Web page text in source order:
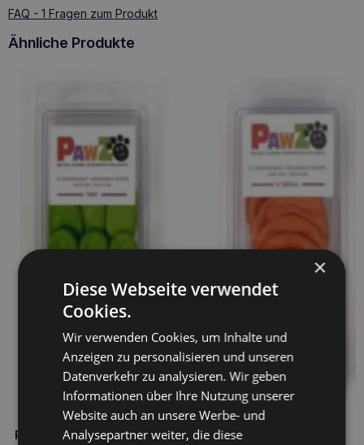
FAQ - 1 Fragen zum Produkt
Ähnliche Produkte
PAWZ Gummistiefel klein 1 Stück
×
Diese Webseite verwendet
Cookies.
Wir verwenden Cookies, um Inhalte und
Anzeigen zu personalisieren und unseren
Datenverkehr zu analysieren. Wir geben
Informationen über Ihre Nutzung unserer
Website auch an unsere Werbe- und
Analysepartner weiter, die diese